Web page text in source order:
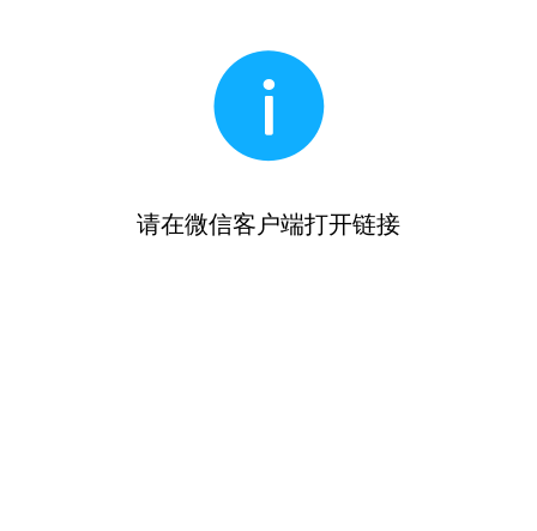
请在微信客户端打开链接